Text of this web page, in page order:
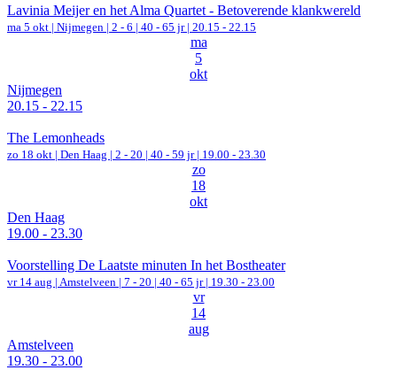
Lavinia Meijer en het Alma Quartet - Betoverende klankwereld
ma 5 okt | Nijmegen | 2 - 6 | 40 - 65 jr | 20.15 - 22.15
ma
5
okt
Nijmegen
20.15 - 22.15
The Lemonheads
zo 18 okt | Den Haag | 2 - 20 | 40 - 59 jr | 19.00 - 23.30
zo
18
okt
Den Haag
19.00 - 23.30
Voorstelling De Laatste minuten In het Bostheater
vr 14 aug | Amstelveen | 7 - 20 | 40 - 65 jr | 19.30 - 23.00
vr
14
aug
Amstelveen
19.30 - 23.00